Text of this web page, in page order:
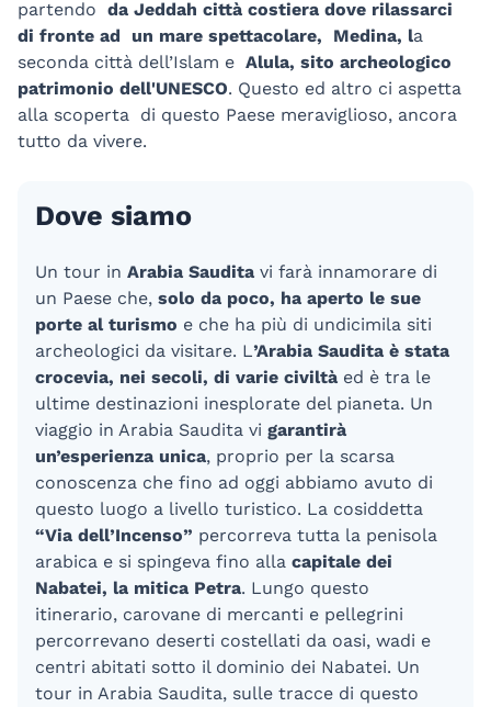
partendo da Jeddah città costiera dove rilassarci
di fronte ad un mare spettacolare,
Medina, la
seconda città dell’Islam e Alula, sito archeologico
patrimonio dell'UNESCO. Questo ed altro ci aspetta
alla scoperta di questo Paese meraviglioso, ancora
tutto da vivere.
Dove siamo
Un tour in Arabia Saudita vi farà innamorare di
un Paese che, solo da poco, ha aperto le sue
porte al turismo e che ha più di undicimila siti
archeologici da visitare. L’Arabia Saudita è stata
crocevia, nei secoli, di varie civiltà ed è tra le
ultime destinazioni inesplorate del pianeta. Un
viaggio in Arabia Saudita vi garantirà
un’esperienza unica, proprio per la scarsa
conoscenza che fino ad oggi abbiamo avuto di
questo luogo a livello turistico. La cosiddetta
“Via dell’Incenso” percorreva tutta la penisola
arabica e si spingeva fino alla capitale dei
Nabatei, la mitica Petra. Lungo questo
itinerario, carovane di mercanti e pellegrini
percorrevano deserti costellati da oasi, wadi e
centri abitati sotto il dominio dei Nabatei. Un
tour in Arabia Saudita, sulle tracce di questo